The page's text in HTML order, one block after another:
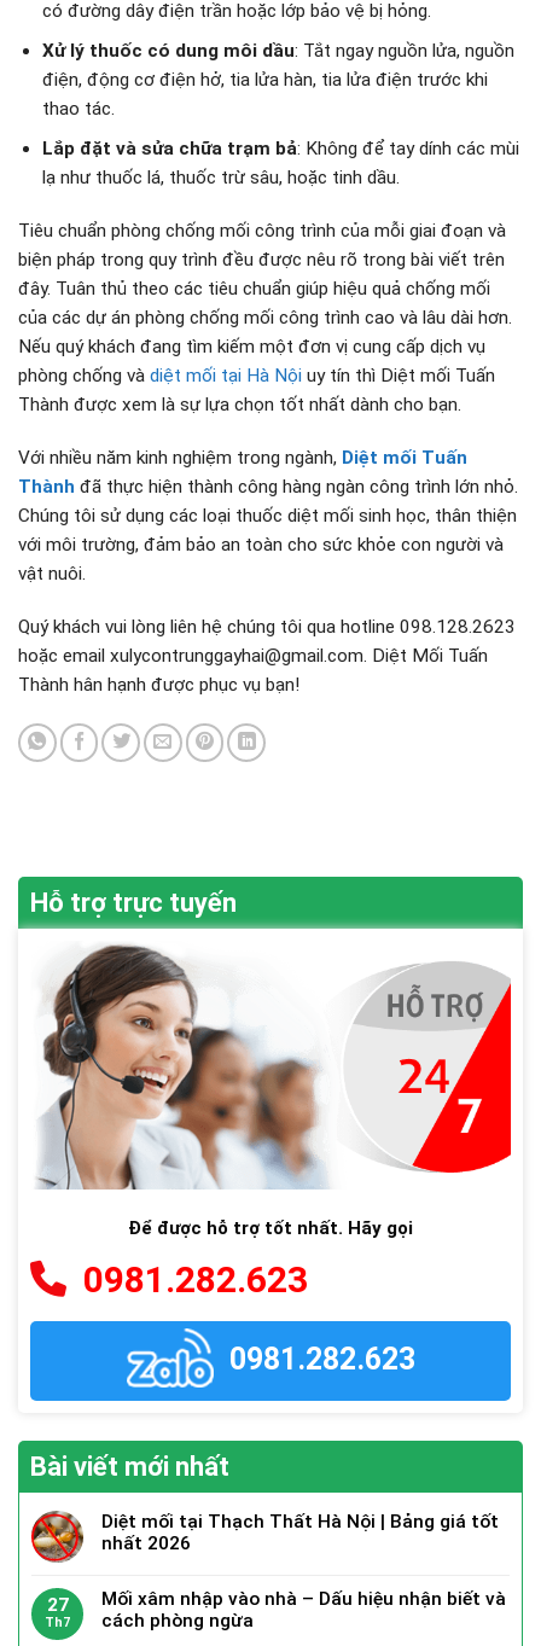
có đường dây điện trần hoặc lớp bảo vệ bị hỏng.
Xử lý thuốc có dung môi dầu: Tắt ngay nguồn lửa, nguồn
điện, động cơ điện hở, tia lửa hàn, tia lửa điện trước khi
thao tác.
Lắp đặt và sửa chữa trạm bả: Không để tay dính các mùi
lạ như thuốc lá, thuốc trừ sâu, hoặc tinh dầu.
Tiêu chuẩn phòng chống mối công trình của mỗi giai đoạn và
biện pháp trong quy trình đều được nêu rõ trong bài viết trên
đây. Tuân thủ theo các tiêu chuẩn giúp hiệu quả chống mối
của các dự án phòng chống mối công trình cao và lâu dài hơn.
Nếu quý khách đang tìm kiếm một đơn vị cung cấp dịch vụ
phòng chống và diệt mối tại Hà Nội uy tín thì Diệt mối Tuấn
Thành được xem là sự lựa chọn tốt nhất dành cho bạn.
Với nhiều năm kinh nghiệm trong ngành, Diệt mối Tuấn
Thành đã thực hiện thành công hàng ngàn công trình lớn nhỏ.
Chúng tôi sử dụng các loại thuốc diệt mối sinh học, thân thiện
với môi trường, đảm bảo an toàn cho sức khỏe con người và
vật nuôi.
Quý khách vui lòng liên hệ chúng tôi qua hotline 098.128.2623
hoặc email xulycontrunggayhai@gmail.com. Diệt Mối Tuấn
Thành hân hạnh được phục vụ bạn!
Hỗ trợ trực tuyến
Để được hỗ trợ tốt nhất. Hãy gọi
0981.282.623
0981.282.623
Bài viết mới nhất
Diệt mối tại Thạch Thất Hà Nội | Bảng giá tốt
nhất 2026
27
Th7
Mối xâm nhập vào nhà – Dấu hiệu nhận biết và
cách phòng ngừa